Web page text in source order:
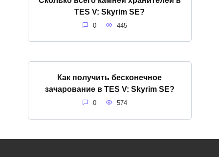
TES V: Skyrim SE?
0 445
Как получить бесконечное
зачарование в TES V: Skyrim SE?
0 574